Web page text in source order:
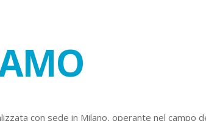
con sede in Milano, operante nel campo